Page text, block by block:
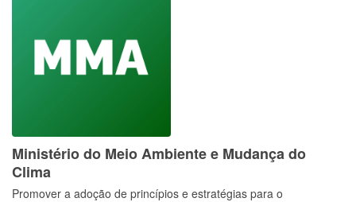
Ministério do Meio Ambiente e Mudança do
Clima
Promover a adoção de princípios e estratégias para o